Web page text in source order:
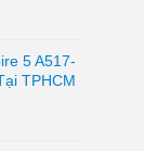
5 A517-
TPHCM